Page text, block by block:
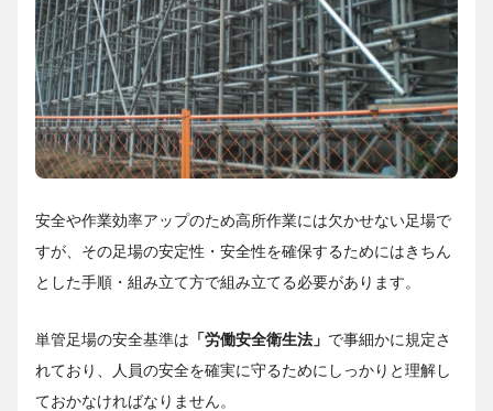
安全や作業効率アップのため高所作業には欠かせない足場で
すが、その足場の安定性・安全性を確保するためにはきちん
とした手順・組み立て方で組み立てる必要があります。
単管足場の安全基準は 「労働安全衛生法」 で事細かに規定さ
れており、人員の安全を確実に守るためにしっかりと理解し
ておかなければなりません。